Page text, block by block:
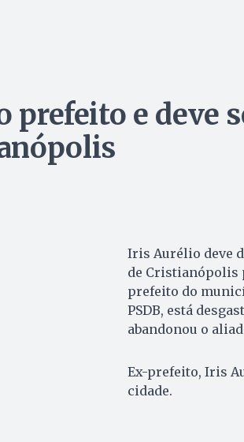
prefeito e deve
Iris Aurélio deve
de Cristianópolis
prefeito do
PSDB, está
abandonou o
Ex-prefeito, Iris
cidade.